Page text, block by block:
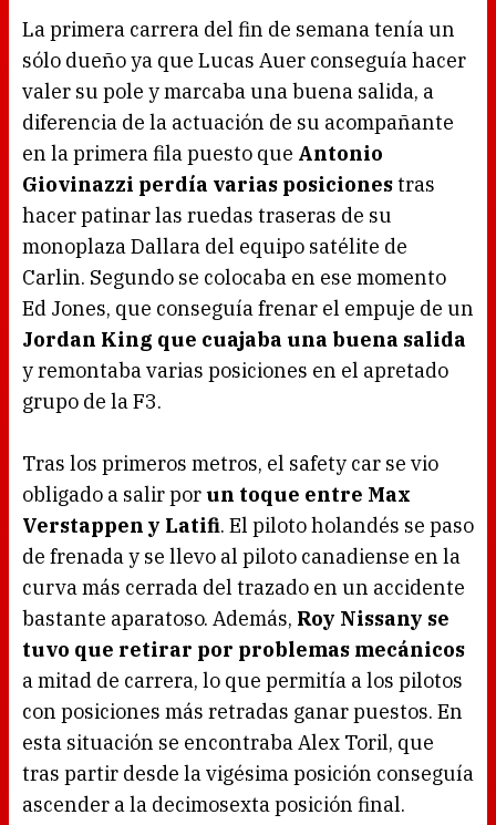
La primera carrera del fin de semana tenía un
sólo dueño ya que Lucas Auer conseguía hacer
valer su pole y marcaba una buena salida, a
diferencia de la actuación de su acompañante
en la primera fila puesto que Antonio
Giovinazzi perdía varias posicionestras
hacer patinar las ruedas traseras de su
monoplaza Dallara del equipo satélite de
Carlin. Segundo se colocaba en ese momento
Ed Jones, que conseguía frenar el empuje de un
Jordan King que cuajaba una buena salida
y remontaba varias posiciones en el apretado
grupo de la F3.
Tras los primeros metros, el safety car se vio
obligado a salir por un toque entre Max
Verstappen y Latifi. El piloto holandés se paso
de frenada y se llevo al piloto canadiense en la
curva más cerrada del trazado en un accidente
bastante aparatoso. Además, Roy Nissany se
tuvo que retirar por problemas mecánicos
a mitad de carrera, lo que permitía a los pilotos
con posiciones más retradas ganar puestos. En
esta situación se encontraba Alex Toril, que
tras partir desde la vigésima posición conseguía
ascender a la decimosexta posición final.